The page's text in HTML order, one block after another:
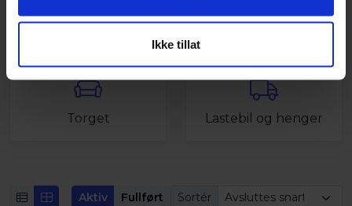
Ikke tillat
Landbruk MC
Torget Lastebil og henger
Aktiv Fullført Sortér